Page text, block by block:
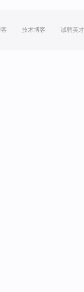
技术博客 诚聘英才